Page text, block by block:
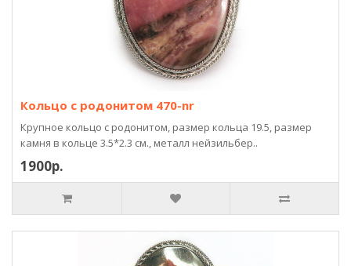
Кольцо с родонитом 470-nr
Крупное кольцо с родонитом, размер кольца 19.5, размер
камня в кольце 3.5*2.3 см., металл нейзильбер..
1900р.